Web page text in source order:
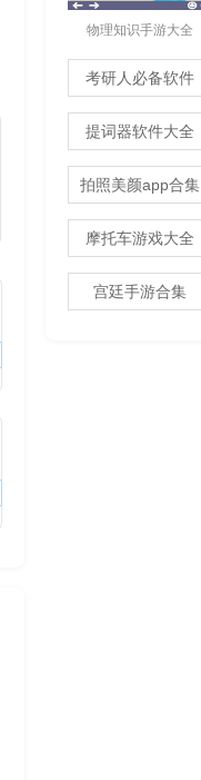
物理知识手游大全
考研人必备软件
提词器软件大全
拍照美颜app合集
摩托车游戏大全
宫廷手游合集